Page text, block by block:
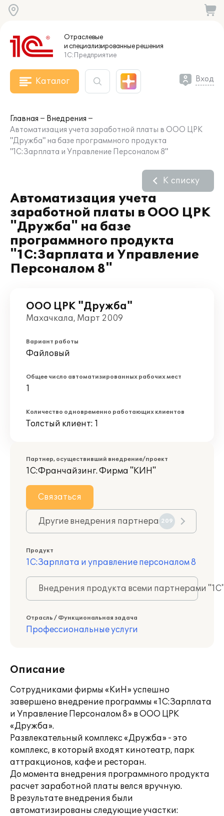
Отраслевые
и специализированныерешения
1С:Предприятие
Каталог Вход
Главная
Внедрения
Автоматизация учета заработной платы в ООО ЦРК
"Дружба" на базе программного продукта
"1С:Зарплата и Управление Персоналом 8"
Автоматизация учета
заработной платы в ООО ЦРК
"Дружба" на базе
программного продукта
"1С:Зарплата и Управление
Персоналом 8"
К списку
ООО ЦРК "Дружба"
Махачкала, Март 2009
Вариант работы
Файловый
Общее число автоматизированных рабочих мест
1
Количество одновременно работающих клиентов
Толстый клиент: 1
Партнер, осуществивший внедрение/проект
1С:Франчайзинг. Фирма "КИН"
Связаться
Другие внедрения партнера 209
Продукт
1С:Зарплата и управление персоналом 8
Внедрения продукта всеми партнерами
Отрасль / Функциональная задача
Профессиональные услуги
Описание
Сотрудниками фирмы «КиН» успешно
завершено внедрение программы «1С:Зарплата
и Управление Персоналом 8» в ООО ЦРК
«Дружба».
Развлекательный комплекс «Дружба» - это
комплекс, в который входят кинотеатр, парк
аттракционов, кафе и ресторан.
До момента внедрения программного продукта
расчет заработной платы велся вручную.
В результате внедрения были
автоматизированы следующие участки: